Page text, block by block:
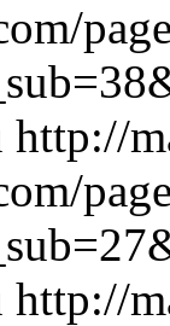
http://
http://